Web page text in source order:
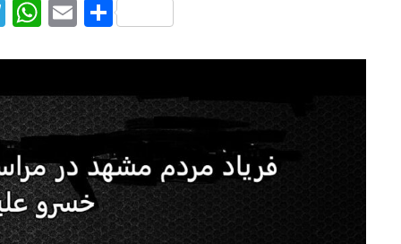
T
el
e
g
ra
m
W
h
at
s
A
p
p
E
m
ai
l
S
h
ar
e